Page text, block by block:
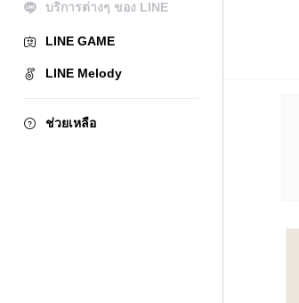
บริการต่างๆ ของ LINE
LINE GAME
LINE Melody
ช่วยเหลือ